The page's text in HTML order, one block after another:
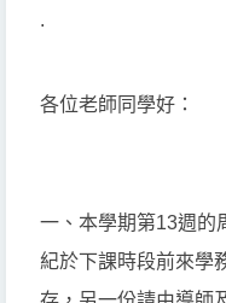
.
各位老師同學好：
一、本學期第13週的
紀於下課時段前來學